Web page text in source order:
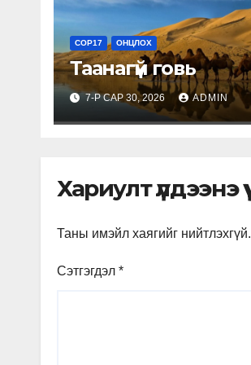
COP17 ОНЦЛОХ
Таанагүй говь
7-Р САР 30, 2026 ADMIN
Хариулт үлдээнэ үү
Таны имэйл хаягийг нийтлэхгүй.
Сэтгэгдэл *